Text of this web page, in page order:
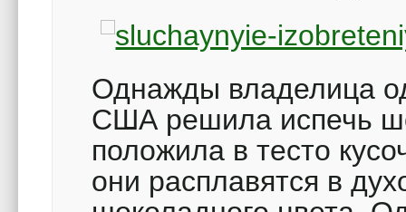
Однажды владелица
США решила испечь
положила в тесто
они расплавятся в